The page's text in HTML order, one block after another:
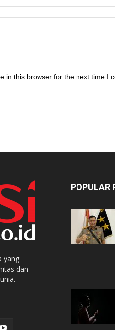
in this browser for the next time I
yang
dan
POPULAR